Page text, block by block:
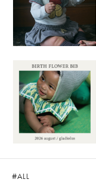
ALL